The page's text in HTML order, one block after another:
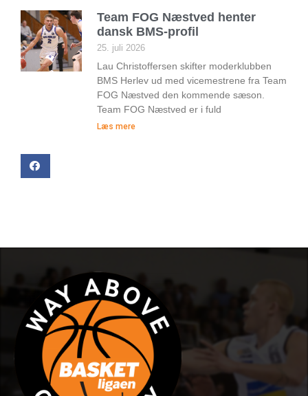
Team FOG Næstved henter
dansk BMS-profil
25. juli 2026
Lau Christoffersen skifter moderklubben
BMS Herlev ud med vicemestrene fra Team
FOG Næstved den kommende sæson.
Team FOG Næstved er i fuld
Læs mere